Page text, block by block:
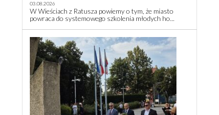
03.08.2026
W Wieściach z Ratusza powiemy o tym, że miasto
powraca do systemowego szkolenia młodych ho...